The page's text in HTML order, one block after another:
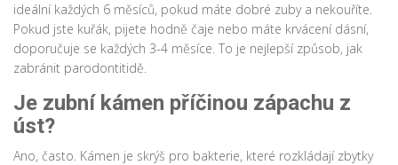
ideální každých 6 měsíců, pokud máte dobré zuby a nekouříte.
Pokud jste kuřák, pijete hodně čaje nebo máte krvácení dásní,
doporučuje se každých 3-4 měsíce. To je nejlepší způsob, jak
zabránit parodontitidě.
Je zubní kámen příčinou zápachu z
úst?
Ano, často. Kámen je skrýš pro bakterie, které rozkládají zbytky